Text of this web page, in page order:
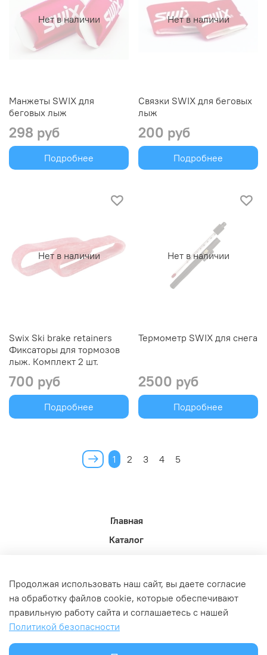
Нет в наличии
Манжеты SWIX для
беговых лыж
298 руб
Подробнее
Нет в наличии
Связки SWIX для беговых
лыж
200 руб
Подробнее
Нет в наличии
Swix Ski brake retainers
Фиксаторы для тормозов
лыж. Комплект 2 шт.
700 руб
Подробнее
Нет в наличии
Термометр SWIX для снега
2500 руб
Подробнее
1 2 3 4 5
Главная
Каталог
Доставка
Политика возврата
Связь с администрацией
Продолжая использовать наш сайт, вы даете согласие
на обработку файлов cookie, которые обеспечивают
правильную работу сайта и соглашаетесь с нашей
Политикой безопасности